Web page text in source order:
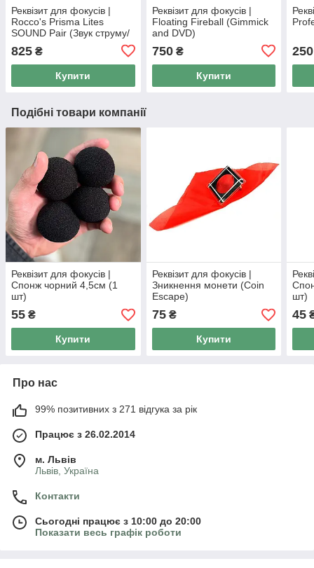
Реквізит для фокусів |
Rocco's Prisma Lites
SOUND Pair (Звук струму/
825 ₴
Купити
Реквізит для фокусів |
Floating Fireball (Gimmick
and DVD)
750₴
Купити
250
Подібні товари компанії
Реквізит для фокусів |
Спонж чорний 4,5см (1
шт)
55 ₴
Купити
Реквізит для фокусів |
Зникнення монети (Coin
Escape)
75₴
Купити
шт)
45
Про нас
99% позитивних з 271 відгука за рік
Працює з 26.02.2014
м. Львів
Львів, Україна
Контакти
Сьогодні працює з 10:00 до 20:00
Показати весь графік роботи